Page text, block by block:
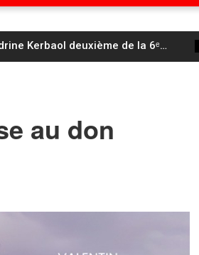
Kerbaol deuxième de la 6ᵉ…
au don